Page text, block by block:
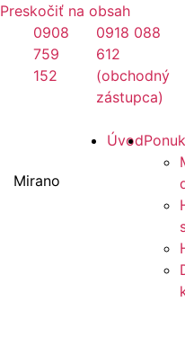
Preskočiť na obsah
0908
759
152
0918 088
612
(obchodný
zástupca)
Mirano
Úvod